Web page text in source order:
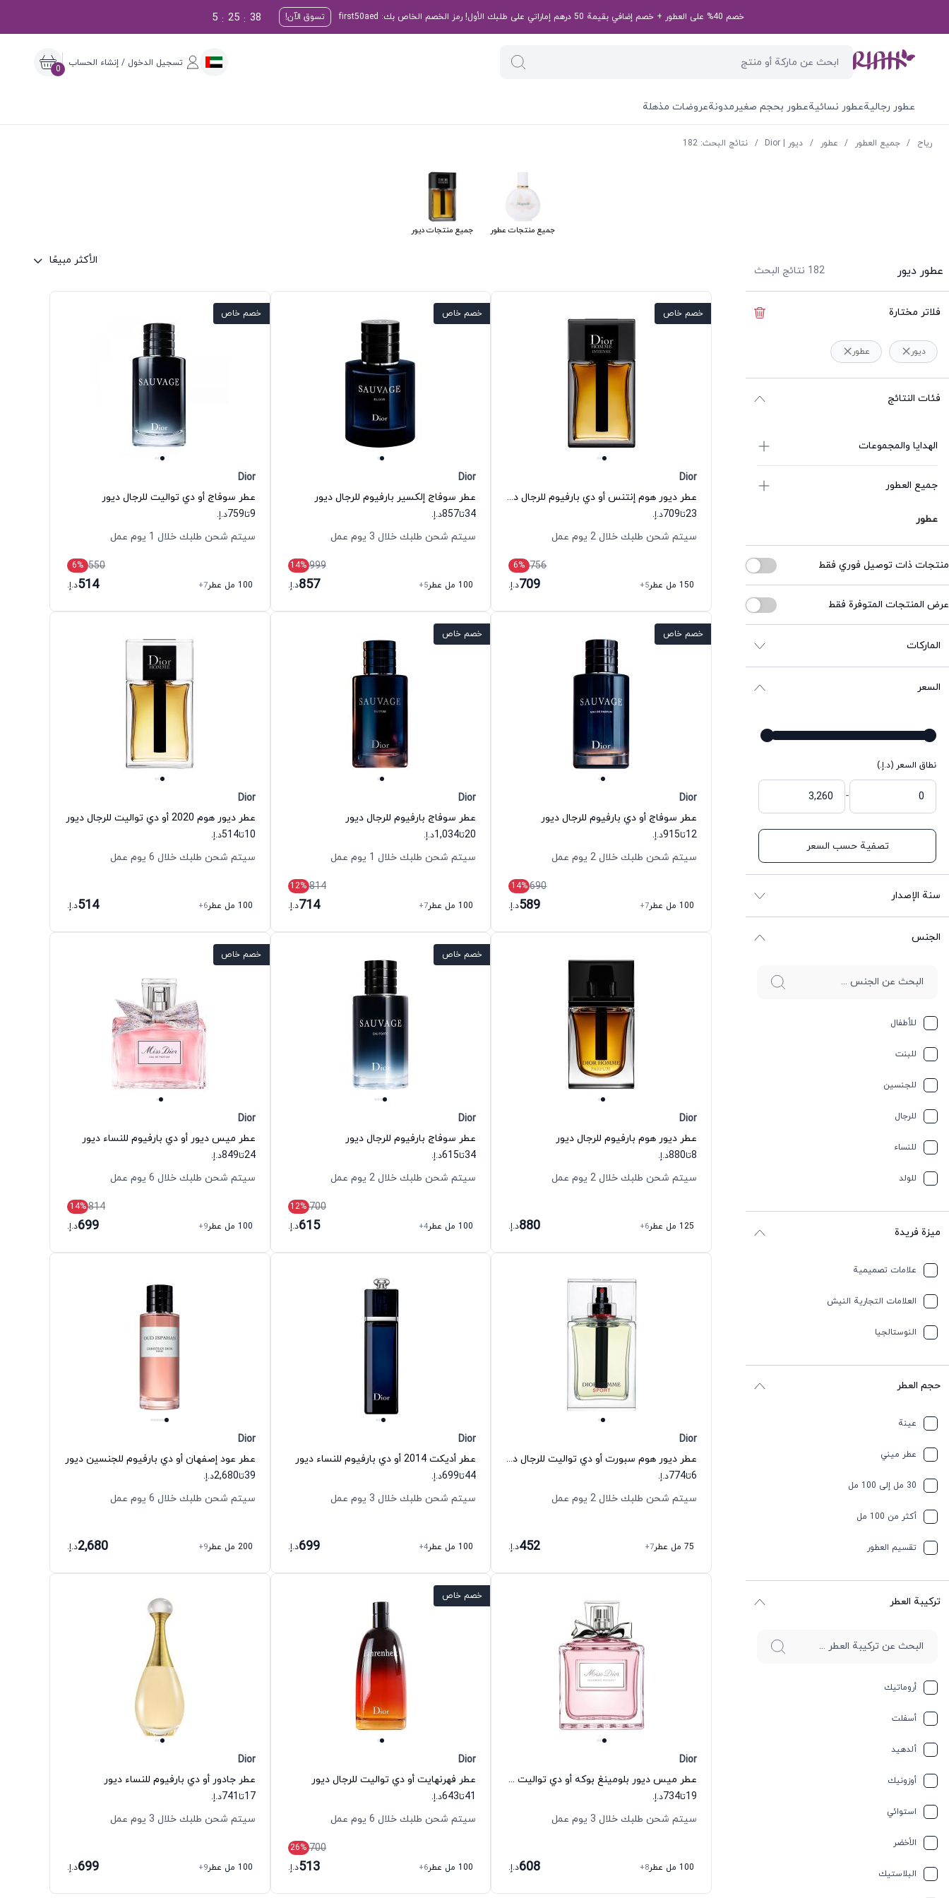
خصم 40% على العطور + خصم إضافي بقيمة 50 درهم إماراتي على طلبك الأول! رمز الخصم الخاص بك: first50aed تسوق الآن! 37
:
25
:
5
تسجيل الدخول / إنشاء الحساب
0
عطور رجاليةعطور نسائيةعطور بحجم صغيرمدونةعروضات مذهلة
ریاح / جميع العطور / عطور / ديور | Dior / نتائج البحث: 182
جميع منتجات عطور جميع منتجات ديور
عطور ديور 182 نتائج البحث
الأكثر مبيعًا
فلاتر مختارة
ديور عطور
فئات النتائج
الهدايا والمجموعات
جميع العطور
عطور
منتجات ذات توصيل فوري فقط
عرض المنتجات المتوفرة فقط
الماركات
السعر
نطاق السعر (د.إ.)
-
تصفية حسب السعر
سنة الإصدار
الجنس
للأطفال
للبنت
للجنسين
للرجال
للنساء
للولد
ميزة فريدة
علامات تصميمية
العلامات التجارية النيش
النوستالجيا
حجم العطر
عينة
عطر ميني
30 مل إلى 100 مل
أكثر من 100 مل
تقسیم العطور
ترکیبة العطر
أروماتيك
أسفلت
ألدهيد
أوزونيك
استوائي
الأخضر
البلاستيك
خصم خاص
Dior
عطر ديور هوم إنتنس أو دي بارفيوم للرجال ديور
23تا709د.إ.
سيتم شحن طلبك خلال 2 يوم عمل
756
6%
150 مل عطر
+5
709د.إ.
خصم خاص
Dior
عطر سوفاج إلكسير بارفيوم للرجال ديور
34تا857د.إ.
سيتم شحن طلبك خلال 3 يوم عمل
999
14%
100 مل عطر
+5
857د.إ.
خصم خاص
Dior
عطر سوفاج أو دي تواليت للرجال ديور
9تا759د.إ.
سيتم شحن طلبك خلال 1 يوم عمل
550
6%
100 مل عطر
+7
514د.إ.
خصم خاص
Dior
عطر سوفاج أو دي بارفيوم للرجال ديور
12تا915د.إ.
سيتم شحن طلبك خلال 2 يوم عمل
690
14%
100 مل عطر
+7
589د.إ.
خصم خاص
Dior
عطر سوفاج بارفيوم للرجال ديور
20تا1,034د.إ.
سيتم شحن طلبك خلال 1 يوم عمل
814
12%
100 مل عطر
+7
714د.إ.
Dior
عطر ديور هوم 2020 أو دي تواليت للرجال ديور
10تا514د.إ.
سيتم شحن طلبك خلال 6 يوم عمل
100 مل عطر +6
514د.إ.
Dior
عطر ديور هوم بارفيوم للرجال ديور
8تا880د.إ.
سيتم شحن طلبك خلال 2 يوم عمل
125 مل عطر +6
880د.إ.
خصم خاص
Dior
عطر سوفاج بارفيوم للرجال ديور
34تا615د.إ.
سيتم شحن طلبك خلال 2 يوم عمل
700
12%
100 مل عطر
+4
615د.إ.
خصم خاص
Dior
عطر ميس ديور أو دي بارفيوم للنساء ديور
24تا849د.إ.
سيتم شحن طلبك خلال 6 يوم عمل
814
14%
100 مل عطر
+9
699د.إ.
Dior
عطر ديور هوم سبورت أو دي تواليت للرجال ديور
6تا774د.إ.
سيتم شحن طلبك خلال 2 يوم عمل
75 مل عطر +7
452د.إ.
Dior
عطر أديكت 2014 أو دي بارفيوم للنساء ديور
44تا699د.إ.
سيتم شحن طلبك خلال 3 يوم عمل
100 مل عطر +4
699د.إ.
Dior
عطر عود إصفهان أو دي بارفيوم للجنسين ديور
39تا2,680د.إ.
سيتم شحن طلبك خلال 6 يوم عمل
200 مل عطر +9
2,680د.إ.
Dior
عطر ميس ديور بلومينغ بوكه أو دي تواليت للنساء ديور
19تا734د.إ.
سيتم شحن طلبك خلال 3 يوم عمل
100 مل عطر +8
608د.إ.
خصم خاص
Dior
عطر فهرنهايت أو دي تواليت للرجال ديور
41تا643د.إ.
سيتم شحن طلبك خلال 6 يوم عمل
700
26%
100 مل عطر
+6
513د.إ.
Dior
عطر جادور أو دي بارفيوم للنساء ديور
17تا 741د.إ.
سيتم شحن طلبك خلال 3 يوم عمل
100 مل عطر +9
699د.إ.